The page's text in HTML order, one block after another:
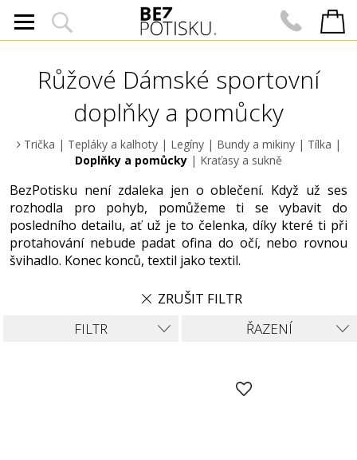
Růžové Dámské sportovní
doplňky a pomůcky
Trička | Tepláky a kalhoty| Legíny| Bundy a mikiny| Tílka |
Doplňky a pomůcky | Kraťasy a sukně
BezPotisku není zdaleka jen o oblečení. Když už ses
rozhodla pro pohyb, pomůžeme ti se vybavit do
posledního detailu, ať už je to čelenka, díky které ti při
protahování nebude padat ofina do očí, nebo rovnou
švihadlo. Konec konců, textil jako textil.
ZRUŠIT FILTR
ŘAZENÍ
FILTR